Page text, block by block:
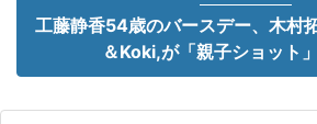
工藤静香54歳のバースデー、木村
＆Koki,が「親子ショット